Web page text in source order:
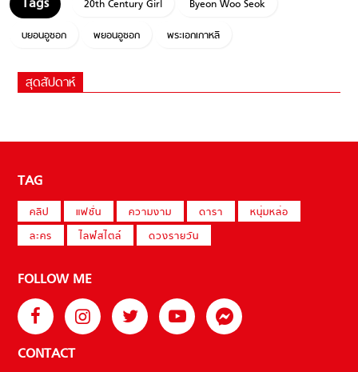
20th Century Girl
Byeon Woo Seok
บยอนอูซอก
พยอนอูซอก พระเอกเกาหลี
สุดสัปดาห์
TAG
คลิป แฟชั่น ความงาม ดารา
หนุ่มหล่อ
ละคร
ไลฟ์สไตล์ ดวงรายวัน
FOLLOW ME
CONTACT